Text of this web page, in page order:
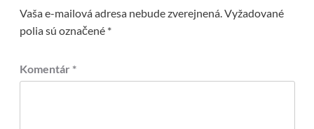
Vaša e-mailová adresa nebude zverejnená.Vyžadované
polia sú označené *
Komentár *